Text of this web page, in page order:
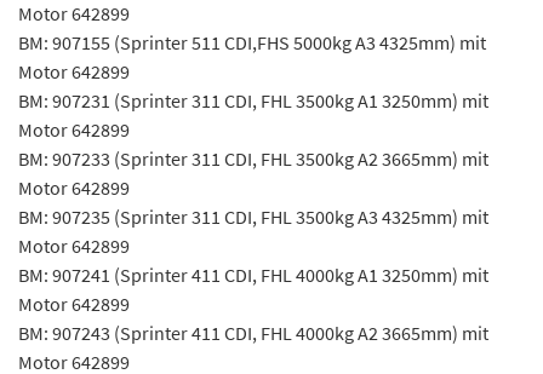
Motor 642899
BM: 907155 (Sprinter 511 CDI,FHS 5000kg A3 4325mm) mit
Motor 642899
BM: 907231 (Sprinter 311 CDI, FHL 3500kg A1 3250mm) mit
Motor 642899
BM: 907233 (Sprinter 311 CDI, FHL 3500kg A2 3665mm) mit
Motor 642899
BM: 907235 (Sprinter 311 CDI, FHL 3500kg A3 4325mm) mit
Motor 642899
BM: 907241 (Sprinter 411 CDI, FHL 4000kg A1 3250mm) mit
Motor 642899
BM: 907243 (Sprinter 411 CDI, FHL 4000kg A2 3665mm) mit
Motor 642899